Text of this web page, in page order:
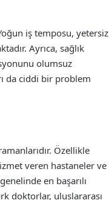
iş temposu, yetersiz
Ayrıca, sağlık
olumsuz
da ciddi bir problem
Özellikle
veren hastaneler ve
en başarılı
doktorlar, uluslararası